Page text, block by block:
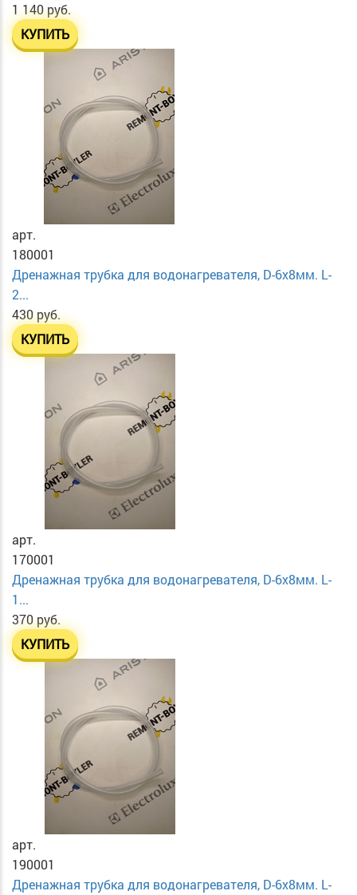
1 140 руб.
КУПИТЬ
арт.
180001
Дренажная трубка для водонагревателя, D-6х8мм. L-
2...
430 руб.
КУПИТЬ
арт.
170001
Дренажная трубка для водонагревателя, D-6х8мм. L-
1...
370 руб.
КУПИТЬ
арт.
190001
Дренажная трубка для водонагревателя, D-6х8мм. L-